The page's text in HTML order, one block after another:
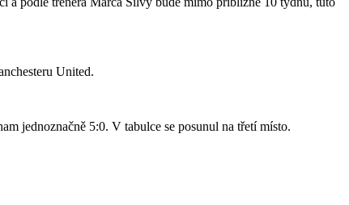
United.
jednoznačně 5:0. V tabulce se posunul na třetí místo.